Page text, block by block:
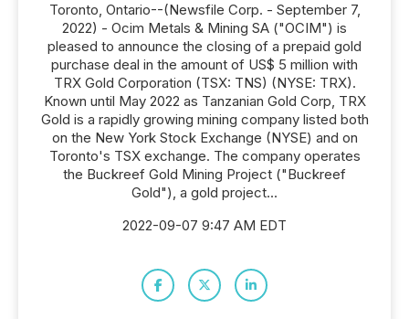
Toronto, Ontario--(Newsfile Corp. - September 7,
2022) - Ocim Metals & Mining SA ("OCIM") is
pleased to announce the closing of a prepaid gold
purchase deal in the amount of US$ 5 million with
TRX Gold Corporation (TSX: TNS) (NYSE: TRX).
Known until May 2022 as Tanzanian Gold Corp, TRX
Gold is a rapidly growing mining company listed both
on the New York Stock Exchange (NYSE) and on
Toronto's TSX exchange. The company operates
the Buckreef Gold Mining Project ("Buckreef
Gold"), a gold project...
2022-09-07 9:47 AM EDT